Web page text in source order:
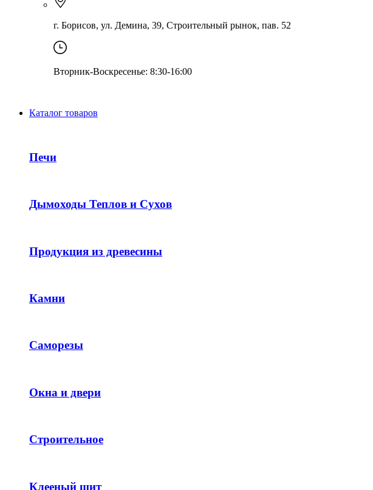
г. Борисов, ул. Демина, 39, Строительный рынок, пав. 52
Вторник-Воскресенье: 8:30-16:00
Каталог товаров
Печи
Дымоходы Теплов и Сухов
Продукция из древесины
Камни
Саморезы
Окна и двери
Строительное
Клееный щит